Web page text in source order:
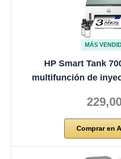
MÁS
HP Smart Tank
multifunción de
Comprar en